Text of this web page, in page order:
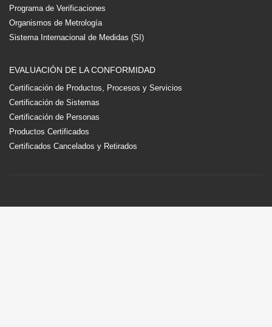
Programa de Verificaciones
Organismos de Metrología
Sistema Internacional de Medidas (SI)
EVALUACIÓN DE LA CONFORMIDAD
Certificación de Productos, Procesos y Servicios
Certificación de Sistemas
Certificación de Personas
Productos Certificados
Certificados Cancelados y Retirados